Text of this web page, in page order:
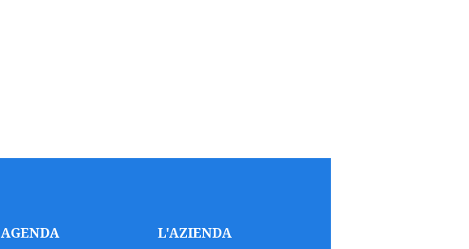
AGENDA
L'AZIENDA